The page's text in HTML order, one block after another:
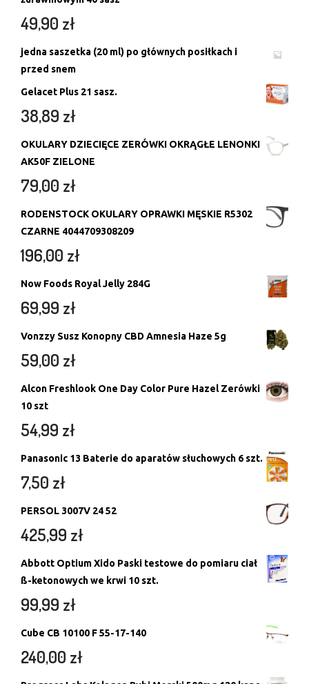
49,90 zł
jedna saszetka (20 ml) po głównych posiłkach i
przed snem
Gelacet Plus 21 sasz.
38,89 zł
OKULARY DZIECIĘCE ZERÓWKI OKRĄGŁE LENONKI
AK50F ZIELONE
79,00 zł
RODENSTOCK OKULARY OPRAWKI MĘSKIE R5302
CZARNE 4044709308209
196,00 zł
Now Foods Royal Jelly 284G
69,99 zł
Vonzzy Susz Konopny CBD Amnesia Haze 5g
59,00 zł
Alcon Freshlook One Day Color Pure Hazel Zerówki
10 szt
54,99 zł
Panasonic 13 Baterie do aparatów słuchowych 6 szt.
7,50 zł
PERSOL 3007V 24 52
425,99 zł
Abbott Optium Xido Paski testowe do pomiaru ciał
ß-ketonowych we krwi 10 szt.
99,99 zł
Cube CB 10100 F 55-17-140
240,00 zł